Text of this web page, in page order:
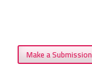
Make a Submission